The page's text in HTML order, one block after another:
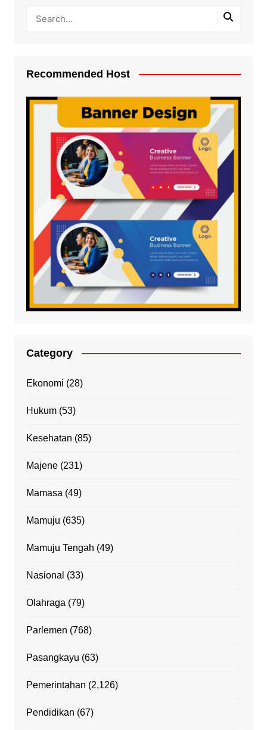
Recommended Host
Category
Ekonomi (28)
Hukum(53)
Kesehatan (85)
Majene(231)
Mamasa (49)
Mamuju (635)
Mamuju Tengah (49)
Nasional (33)
Olahraga (79)
Parlemen (768)
Pasangkayu (63)
Pemerintahan (2,126)
Pendidikan (67)